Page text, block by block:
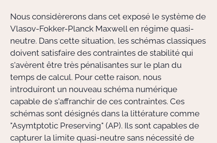
Bibliothèque
Informatique
Nous considèrerons dans cet exposé le système de
Vlasov-Fokker-Planck Maxwell en régime quasi-
neutre. Dans cette situation, les schémas classiques
doivent satisfaire des contraintes de stabilité qui
s'avèrent être très pénalisantes sur le plan du
temps de calcul. Pour cette raison, nous
introduiront un nouveau schéma numérique
capable de s'affranchir de ces contraintes. Ces
schémas sont désignés dans la littérature comme
"Asymtptotic Preserving" (AP). Ils sont capables de
capturer la limite quasi-neutre sans nécessité de